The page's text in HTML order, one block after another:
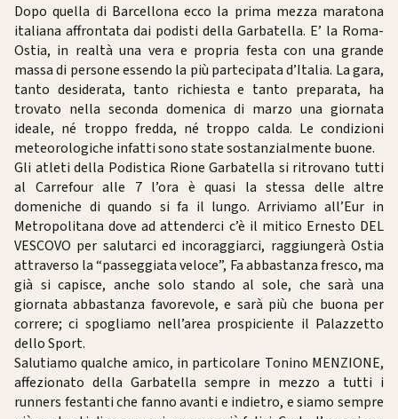
Dopo quella di Barcellona ecco la prima mezza maratona
italiana affrontata dai podisti della Garbatella. E’ la Roma-
Ostia, in realtà una vera e propria festa con una grande
massa di persone essendo la più partecipata d’Italia. La gara,
tanto desiderata, tanto richiesta e tanto preparata, ha
trovato nella seconda domenica di marzo una giornata
ideale, né troppo fredda, né troppo calda. Le condizioni
meteorologiche infatti sono state sostanzialmente buone.
Gli atleti della Podistica Rione Garbatella si ritrovano tutti
al Carrefour alle 7 l’ora è quasi la stessa delle altre
domeniche di quando si fa il lungo. Arriviamo all’Eur in
Metropolitana dove ad attenderci c’è il mitico Ernesto DEL
VESCOVO per salutarci ed incoraggiarci, raggiungerà Ostia
attraverso la “passeggiata veloce”, Fa abbastanza fresco, ma
già si capisce, anche solo stando al sole, che sarà una
giornata abbastanza favorevole, e sarà più che buona per
correre; ci spogliamo nell’area prospiciente il Palazzetto
dello Sport.
Salutiamo qualche amico, in particolare Tonino MENZIONE,
affezionato della Garbatella sempre in mezzo a tutti i
runners festanti che fanno avanti e indietro, e siamo sempre